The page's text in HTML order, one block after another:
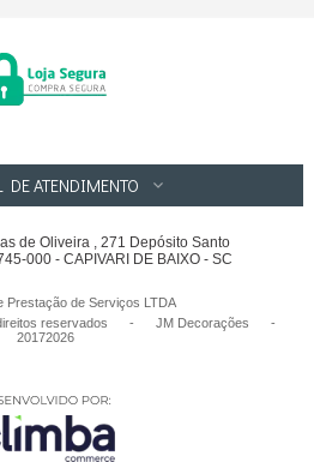
DE ATENDIMENTO
de Oliveira , 271 Depósito Santo
000 - CAPIVARI DE BAIXO - SC
Prestação de Serviços LTDA
reservados
- JM Decorações
-
20172026